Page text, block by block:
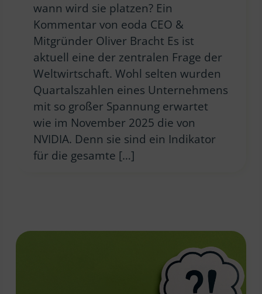
wann wird sie platzen? Ein
Kommentar von eoda CEO &
Mitgründer Oliver Bracht Es ist
aktuell eine der zentralen Frage der
Weltwirtschaft. Wohl selten wurden
Quartalszahlen eines Unternehmens
mit so großer Spannung erwartet
wie im November 2025 die von
NVIDIA. Denn sie sind ein Indikator
für die gesamte […]